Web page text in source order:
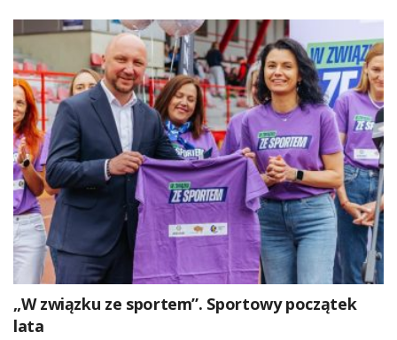
„W związku ze sportem”. Sportowy początek
lata